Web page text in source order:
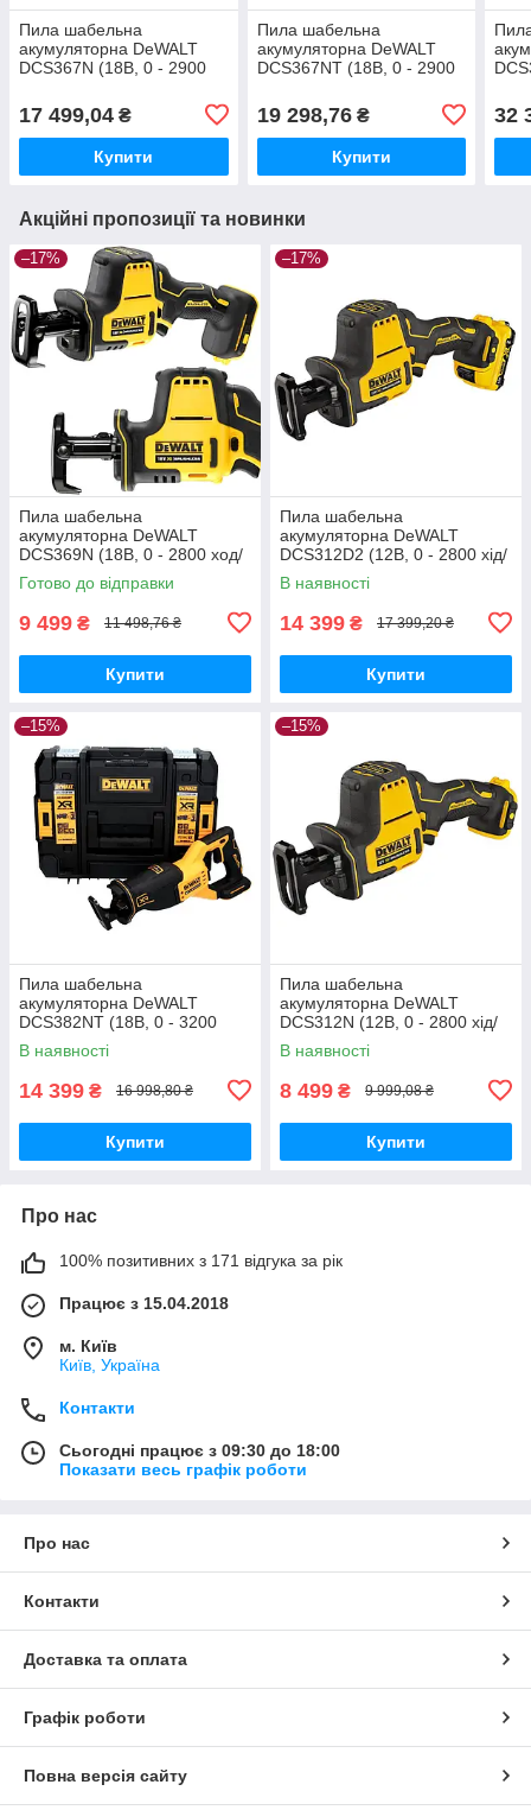
Пила шабельна
акумуляторна DeWALT
DCS367N (18В, 0 - 2900
17 499,04 ₴
Купити
Пила шабельна
акумуляторна DeWALT
DCS367NT (18В, 0 - 2900
19 298,76₴
Купити
Аг -
32
Акційні пропозиції та новинки
–17%
Пила шабельна
акумуляторна DeWALT
DCS369N (18В, 0 - 2800 ход/
хв, 1.43кг)
Готово до відправки
9 499 ₴ 11 498,76 ₴
Купити
–17%
Пила шабельна
акумуляторна DeWALT
DCS312D2 (12В, 0 - 2800 хід/
хв, 1.38кг, ЗП + АКБ 2 Аг -2шт)
В наявності
14 399 ₴ 17 399,20 ₴
Купити
–15%
Пила шабельна
акумуляторна DeWALT
DCS382NT (18В, 0 - 3200
ход/хв, 2.3 кг, валіза)
В наявності
14 399 ₴ 16 998,80 ₴
Купити
–15%
Пила шабельна
акумуляторна DeWALT
DCS312N (12В, 0 - 2800 хід/
хв, 1.38 кг)
В наявності
8 499 ₴ 9 999,08 ₴
Купити
Про нас
100% позитивних з 171 відгука за рік
Працює з 15.04.2018
м. Київ
Київ, Україна
Контакти
Сьогодні працює з 09:30 до 18:00
Показати весь графік роботи
Про нас
Контакти
Доставка та оплата
Графік роботи
Повна версія сайту